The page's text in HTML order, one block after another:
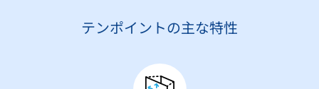
テンポイントの主な特性